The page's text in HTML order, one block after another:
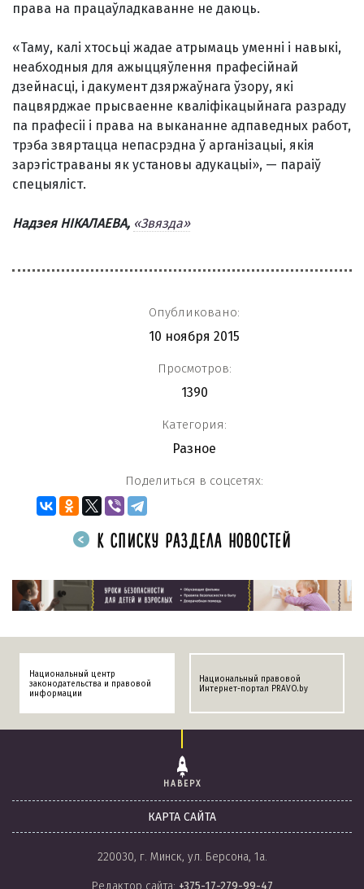
права на працаўладкаванне не даюць.
«Таму, калі хтосьці жадае атрымаць уменні і навыкі,
неабходныя для ажыццяўлення прафесійнай
дзейнасці, і дакумент дзяржаўнага ўзору, які
пацвярджае прысваенне кваліфікацыйнага разраду
па прафесіі і права на выкананне адпаведных работ,
трэба звяртацца непасрэдна ў арганізацыі, якія
зарэгістраваны як установы адукацыі», — параіў
спецыяліст.
Надзея НІКАЛАЕВА, «Звязда»
Опубликовано:
10 ноября 2015
Просмотров:
1390
Категория:
Разное
Поделиться в соцсетях:
К СПИСКУ РАЗДЕЛА НОВОСТЕЙ
Национальный центр
законодательства и правовой
информации
Национальный правовой
Интернет-портал PRAVO.by
НАВЕРХ
КАРТА САЙТА
220030, г. Минск, ул. Берсона, 1а.